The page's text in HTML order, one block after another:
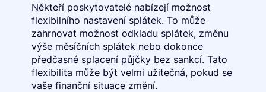
Někteří poskytovatelé nabízejí možnost
flexibilního nastavení splátek. To může
zahrnovat možnost odkladu splátek, změnu
výše měsíčních splátek nebo dokonce
předčasné splacení půjčky bez sankcí. Tato
flexibilita může být velmi užitečná, pokud se
vaše finanční situace změní.